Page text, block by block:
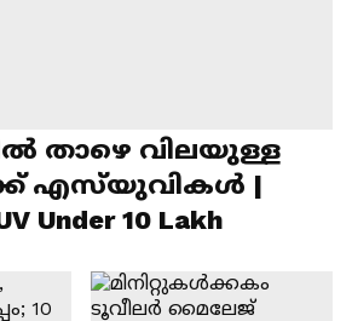
താഴെ വിലയുള്ള
എസ്‍യുവികൾ |
Under 10 Lakh